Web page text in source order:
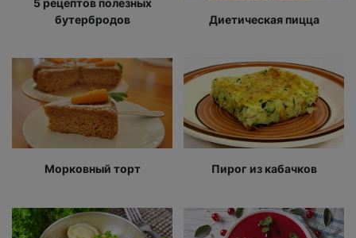
бутербродов
Морковный торт
Диетическая пицца
Пирог из кабачков